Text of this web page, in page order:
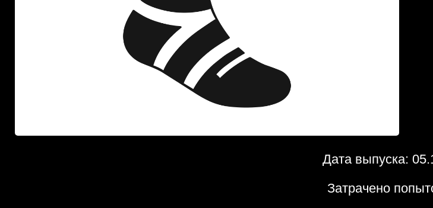
Дата выпуска:
Затрачено